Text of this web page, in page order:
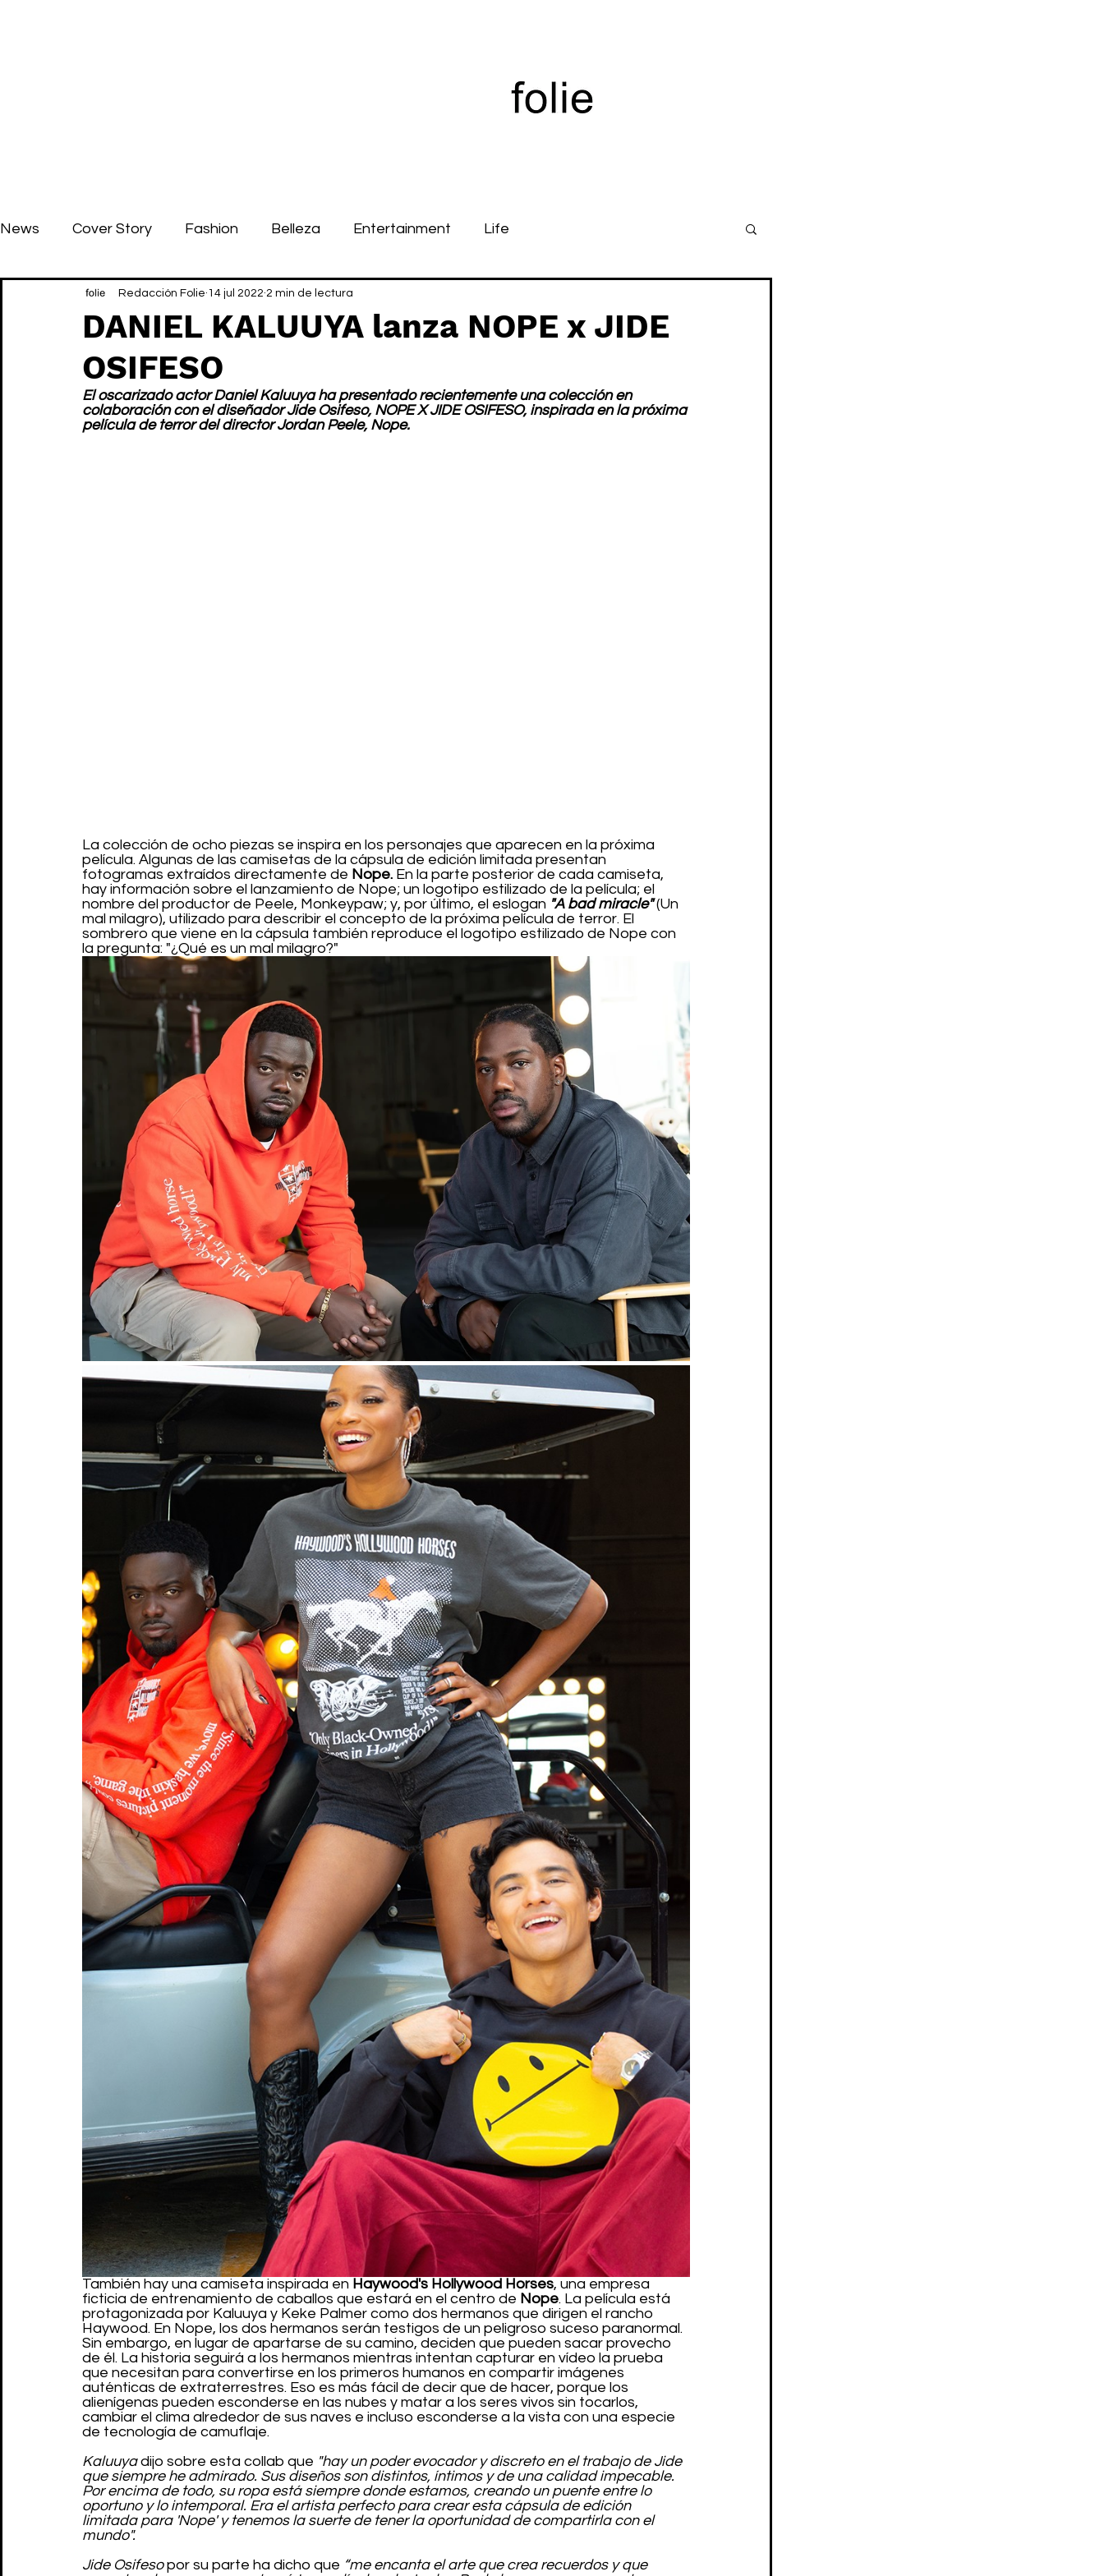
News Cover Story Fashion Belleza Entertainment Life
DANIEL KALUUYA lanza NOPE x JIDE
OSIFESO
Redacción Folie 14 jul 2022 2 min de lectura
El oscarizado actor Daniel Kaluuya ha presentado recientemente una colección en
colaboración con el diseñador Jide Osifeso, NOPE X JIDE OSIFESO, inspirada en la próxima
película de terror del director Jordan Peele, Nope.
La colección de ocho piezas se inspira en los personajes que aparecen en la próxima
película. Algunas de las camisetas de la cápsula de edición limitada presentan
fotogramas extraídos directamente de Nope. En la parte posterior de cada camiseta,
hay información sobre el lanzamiento de Nope; un logotipo estilizado de la película; el
nombre del productor de Peele, Monkeypaw; y, por último, el eslogan "A bad miracle" (Un
mal milagro), utilizado para describir el concepto de la próxima película de terror. El
sombrero que viene en la cápsula también reproduce el logotipo estilizado de Nope con
la pregunta: "¿Qué es un mal milagro?"
También hay una camiseta inspirada en Haywood's Hollywood Horses, una empresa
ficticia de entrenamiento de caballos que estará en el centro de Nope. La película está
protagonizada por Kaluuya y Keke Palmer como dos hermanos que dirigen el rancho
Haywood. En Nope, los dos hermanos serán testigos de un peligroso suceso paranormal.
Sin embargo, en lugar de apartarse de su camino, deciden que pueden sacar provecho
de él. La historia seguirá a los hermanos mientras intentan capturar en vídeo la prueba
que necesitan para convertirse en los primeros humanos en compartir imágenes
auténticas de extraterrestres. Eso es más fácil de decir que de hacer, porque los
alienígenas pueden esconderse en las nubes y matar a los seres vivos sin tocarlos,
cambiar el clima alrededor de sus naves e incluso esconderse a la vista con una especie
de tecnología de camuflaje.
Kaluuya dijo sobre esta collab que "hay un poder evocador y discreto en el trabajo de Jide
que siempre he admirado. Sus diseños son distintos, íntimos y de una calidad impecable.
Por encima de todo, su ropa está siempre donde estamos, creando un puente entre lo
oportuno y lo intemporal. Era el artista perfecto para crear esta cápsula de edición
limitada para 'Nope' y tenemos la suerte de tener la oportunidad de compartirla con el
mundo".
Jide Osifeso por su parte ha dicho que “me encanta el arte que crea recuerdos y que